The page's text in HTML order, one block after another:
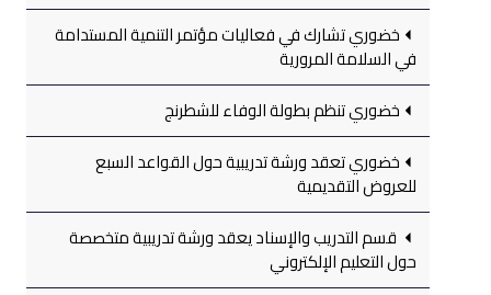
خضوري تشارك في فعاليات مؤتمر التنمية المستدامة
في السلامة المرورية
خضوري تنظم بطولة الوفاء للشطرنج
خضوري تعقد ورشة تدريبية حول القواعد السبع
للعروض التقديمية
قسم التدريب والإسناد يعقد ورشة تدريبية متخصصة
حول التعليم الإلكتروني